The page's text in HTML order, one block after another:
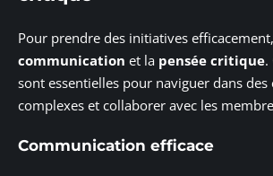
Pour prendre des initiatives
communication et la pensée critique.
sont essentielles pour naviguer dans
complexes et collaborer avec les
Communication efficace